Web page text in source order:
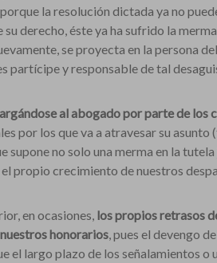
la resolución dictada ya no
derecho, éste ya ha sufrido la
se proyecta en la persona
partícipe y responsable de tal
al abogado por parte de los
por los que va a atravesar su asunto
supone no solo una merma en la
propio crecimiento de nuestros
en ocasiones, los propios retrasos
honorarios, pues el devengo
el largo plazo de los señalamientos o